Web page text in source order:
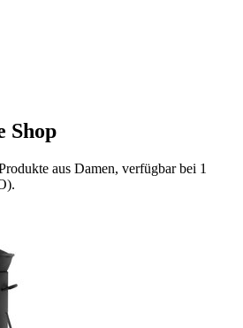
Shop
aus Damen, verfügbar bei 1